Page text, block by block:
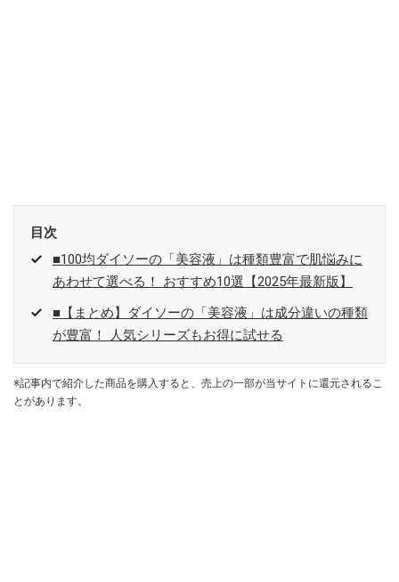
目次
■100均ダイソーの「美容液」は種類豊富で肌悩みに
あわせて選べる！ おすすめ10選【2025年最新版】
■【まとめ】ダイソーの「美容液」は成分違いの種類
が豊富！ 人気シリーズもお得に試せる
※記事内で紹介した商品を購入すると、売上の一部が当サイトに還元されるこ
とがあります。